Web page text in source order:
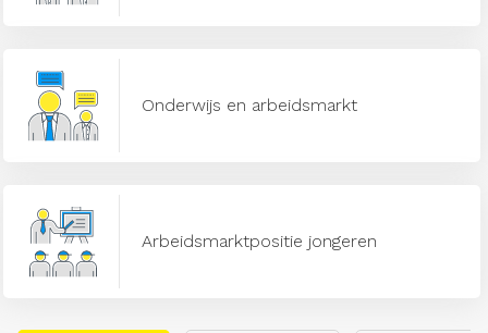
Onderwijs en arbeidsmarkt
Arbeidsmarktpositie jongeren